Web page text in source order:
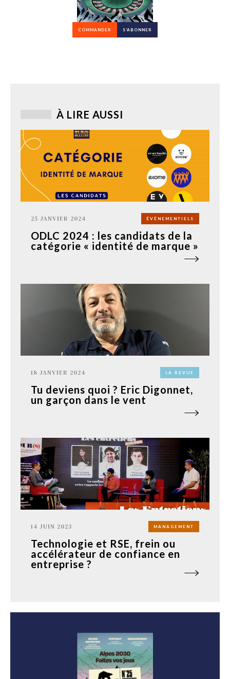
COMMANDER S’ABONNER
À LIRE AUSSI
25 JANVIER 2024 ÉVÉNEMENTIELS
ODLC 2024 : les candidats de la
catégorie « identité de marque »
18 JANVIER 2024 LA REVUE
Tu deviens quoi ? Eric Digonnet,
un garçon dans le vent
14 JUIN 2023 MANAGEMENT
Technologie et RSE, frein ou
accélérateur de confiance en
entreprise ?